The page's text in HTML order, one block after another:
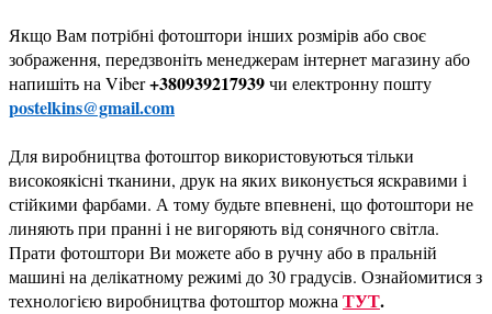
Якщо Вам потрібні фотоштори інших розмірів або своє
зображення, передзвоніть менеджерам інтернет магазину або
напишіть на Viber+380939217939чи електронну пошту
postelkins@gmail.com
Для виробництва фотоштор використовуються тільки
високоякісні тканини, друк на яких виконується яскравими і
стійкими фарбами. А тому будьте впевнені, що фотоштори не
линяють при пранні і не вигоряють від сонячного світла.
Прати фотоштори Ви можете або в ручну або в пральній
машині на делікатному режимі до 30 градусів. Ознайомитися з
технологією виробництва фотоштор можна ТУТ.